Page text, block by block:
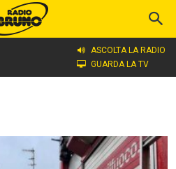
ASCOLTA LA RADIO
GUARDA LA TV